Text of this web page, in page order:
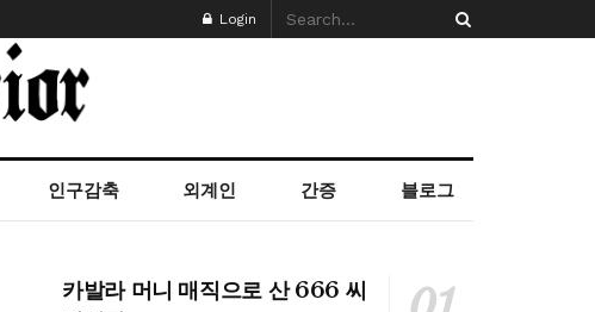
Login
인구감축 외계인 간증 블로그
카발라 머니 매직으로 산 666 씨